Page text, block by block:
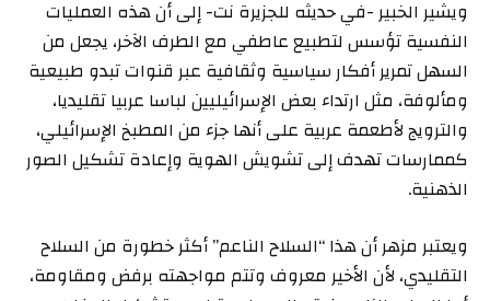
ويشير الخبير -في حديثه للجزيرة نت- إلى أن هذه العمليات
النفسية تؤسس لتطبيع عاطفي مع الطرف الآخر، يجعل من
السهل تمرير أفكار سياسية وثقافية عبر قنوات تبدو طبيعية
ومألوفة، مثل ارتداء بعض الإسرائيليين لباسا عربيا تقليديا،
والترويج لأطعمة عربية على أنها جزء من المطبخ الإسرائيلي،
كممارسات تهدف إلى تشويش الهوية وإعادة تشكيل الصور
الذهنية.
ويعتبر مزهر أن هذا “السلاح الناعم” أكثر خطورة من السلاح
التقليدي، لأن الأخير معروف وتتم مواجهته برفض ومقاومة،